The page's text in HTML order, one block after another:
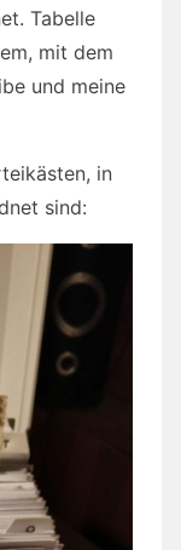
Tabelle
mit dem
und meine
in
sind: